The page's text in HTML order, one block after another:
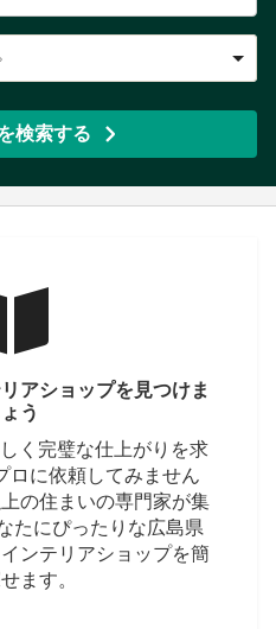
検索する
アショップを見つけま
う
く完璧な仕上がりを求
ロに依頼してみません
の住まいの専門家が集
たにぴったりな広島県
ンテリアショップを簡
ます。